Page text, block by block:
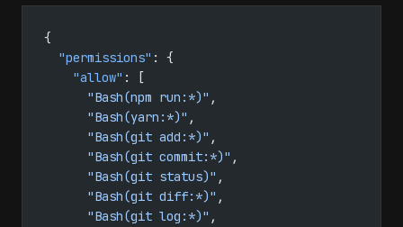
{
  "permissions"
: {
    "allow"
: [
      "Bash(npm run:*)"
,
      "Bash(yarn:*)"
,
      "Bash(git add:*)"
,
      "Bash(git commit:*)"
,
      "Bash(git status)"
,
      "Bash(git diff:*)"
,
      "Bash(git log:*)"
,